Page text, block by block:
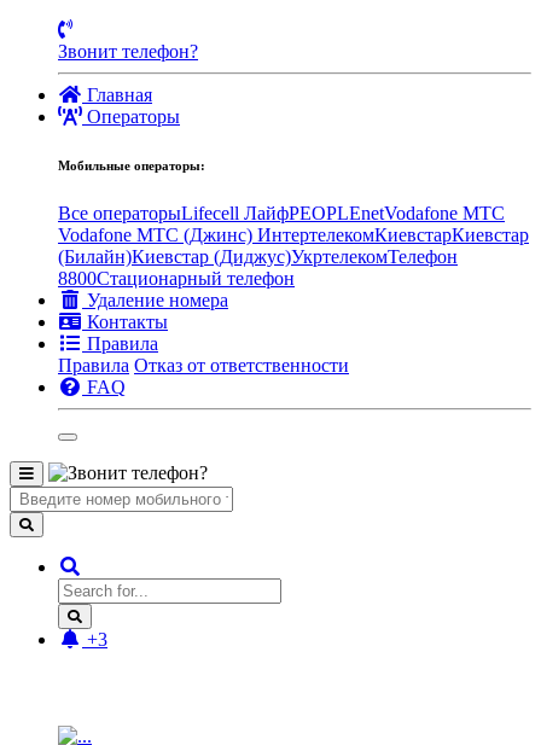
Звонит телефон?
Главная
Операторы
Мобильные операторы:
Все операторыLifecell ЛайфPEOPLEnetVodafone MTC
Vodafone МТС (Джинс) ИнтертелекомКиевстарКиевстар
(Билайн)Киевстар (Диджус)УкртелекомТелефон
8800Стационарный телефон
Удаление номера
Контакты
Правила
Правила Отказ от ответственности
FAQ
+3